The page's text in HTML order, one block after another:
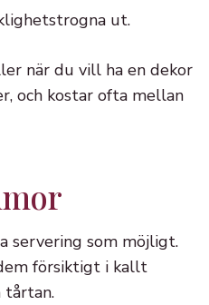
ut.
när du vill ha en dekor
och kostar ofta mellan
servering som möjligt.
försiktigt i kallt
tårtan.